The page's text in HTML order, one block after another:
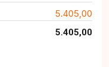
5.405,00
5.405,00